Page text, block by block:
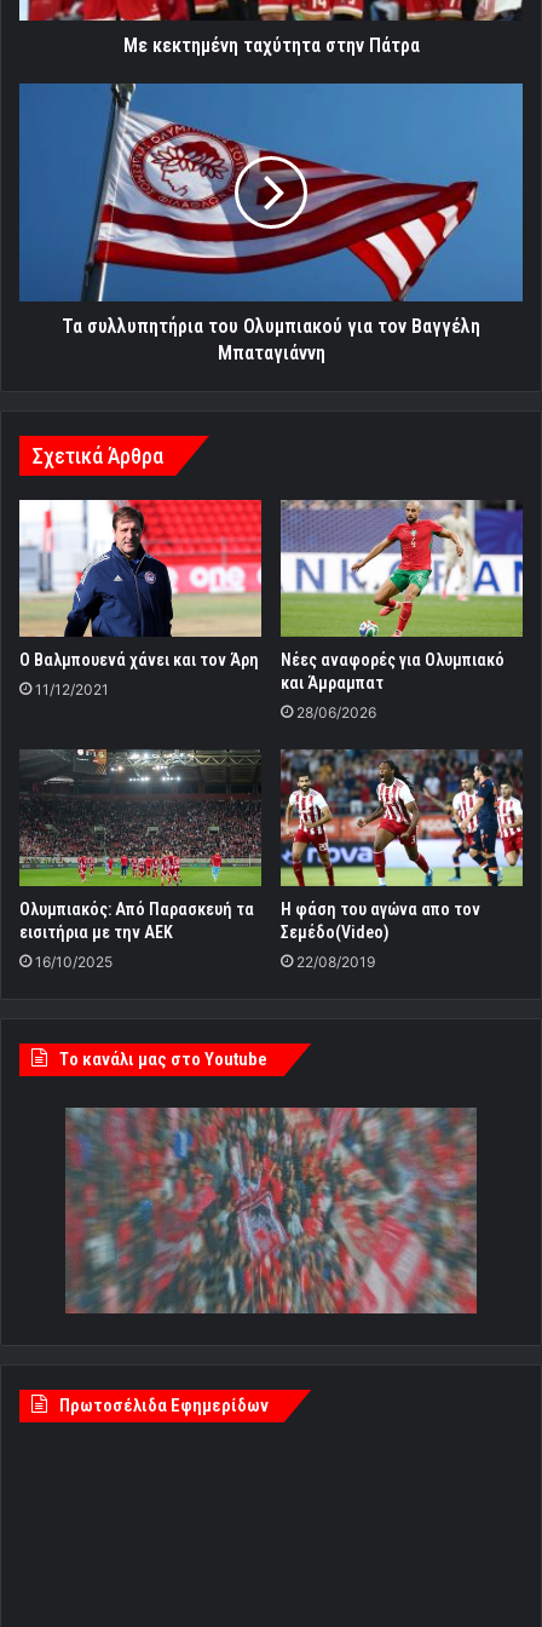
Με κεκτημένη ταχύτητα στην Πάτρα
συλλυπητήρια
Ολυμπιακού
Μπαταγιάννη
Τα συλλυπητήρια του Ολυμπιακού για τον Βαγγέλη
Μπαταγιάννη
Σχετικά Άρθρα
Ο Βαλμπουενά χάνει και τον Άρη
11/12/2021
Νέες αναφορές για Ολυμπιακό
και Άμραμπατ
28/06/2026
Oλυμπιακός: Από Παρασκευή τα
εισιτήρια με την ΑΕΚ
16/10/2025
Η φάση του αγώνα απο τον
Σεμέδο(Video)
22/08/2019
Tο κανάλι μας στο Youtube
Πρωτοσέλιδα Εφημερίδων